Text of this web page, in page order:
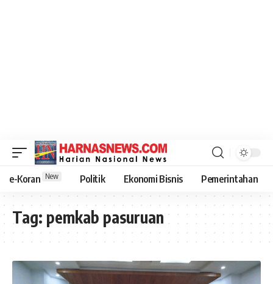
e-Koran New Politik Ekonomi Bisnis Pemerintahan
Tag: pemkab pasuruan